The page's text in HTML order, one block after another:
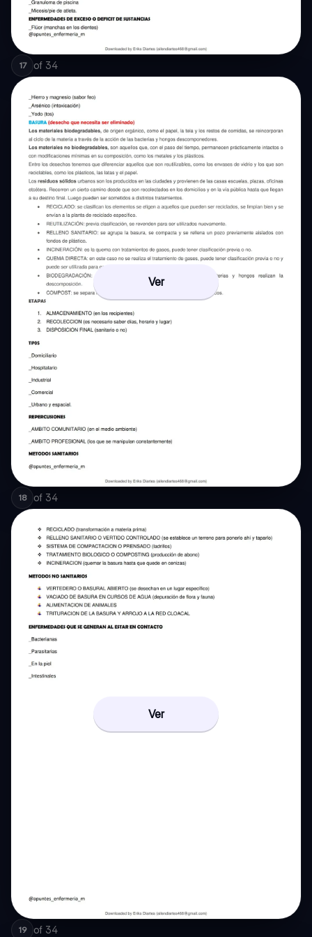
17 of 34
Ver
18 of 34
Ver
19 of 34